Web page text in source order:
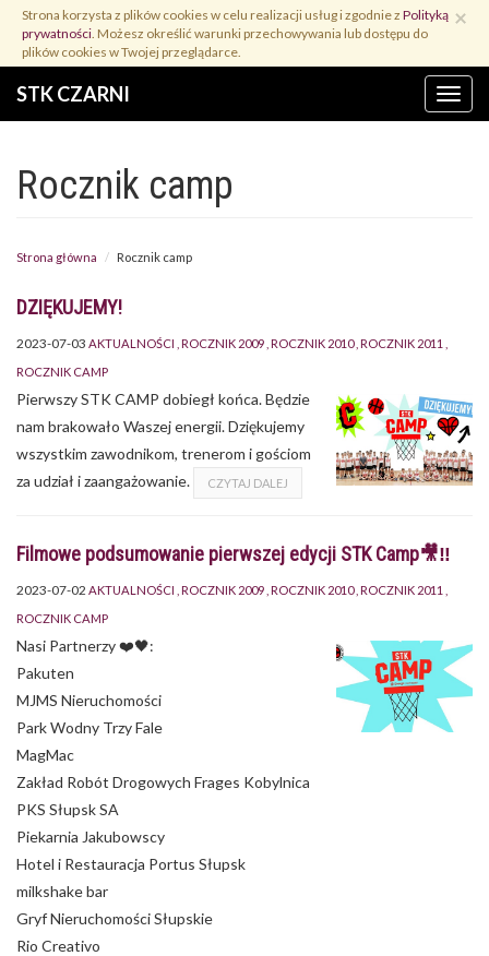
Przejdź
treści
×
Strona korzysta z plików cookies w celu realizacji usług i zgodnie z Polityką
prywatności. Możesz określić warunki przechowywania lub dostępu do
plików cookies w Twojej przeglądarce.
STK CZARNI Menu
Rocznik camp
Strona główna Rocznik camp
DZIĘKUJEMY!
2023-07-03 AKTUALNOŚCI ROCZNIK 2009 ROCZNIK 2010 ROCZNIK 2011
ROCZNIK CAMP
Pierwszy STK CAMP dobiegł końca. Będzie
nam brakowało Waszej energii. Dziękujemy
wszystkim zawodnikom, trenerom i gościom
za udział i zaangażowanie.
CZYTAJ DALEJ
Filmowe podsumowanie pierwszej edycji STK Camp🎥‼️
2023-07-02 AKTUALNOŚCI ROCZNIK 2009 ROCZNIK 2010 ROCZNIK 2011
ROCZNIK CAMP
Nasi Partnerzy ❤️🖤:
Pakuten
MJMS Nieruchomości
Park Wodny Trzy Fale
MagMac
Zakład Robót Drogowych Frages Kobylnica
PKS Słupsk SA
Piekarnia Jakubowscy
Hotel i Restauracja Portus Słupsk
milkshake bar
Gryf Nieruchomości Słupskie
Rio Creativo